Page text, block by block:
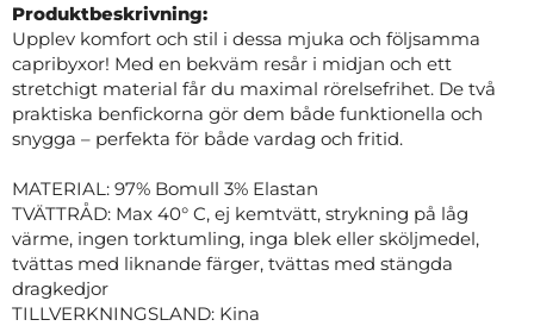
Produktbeskrivning:
Upplev komfort och stil i dessa mjuka och följsamma
capribyxor! Med en bekväm resår i midjan och ett
stretchigt material får du maximal rörelsefrihet. De två
praktiska benfickorna gör dem både funktionella och
snygga – perfekta för både vardag och fritid.
MATERIAL: 97% Bomull 3% Elastan
TVÄTTRÅD: Max 40° C, ej kemtvätt, strykning på låg
värme, ingen torktumling, inga blek eller sköljmedel,
tvättas med liknande färger, tvättas med stängda
dragkedjor
TILLVERKNINGSLAND: Kina